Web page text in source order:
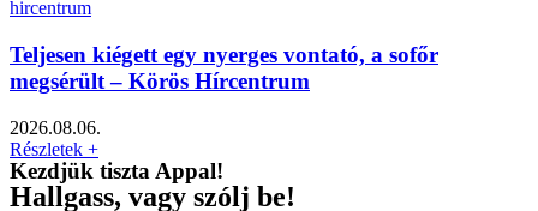
Teljesen kiégett egy nyerges vontató, a sofőr
megsérült – Körös Hírcentrum
2026.08.06.
Részletek +
Kezdjük tiszta Appal!
Hallgass, vagy szólj be!